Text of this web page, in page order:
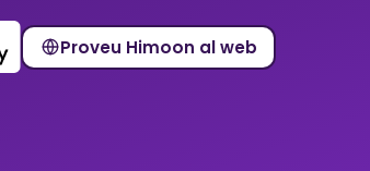
Proveu Himoon al web